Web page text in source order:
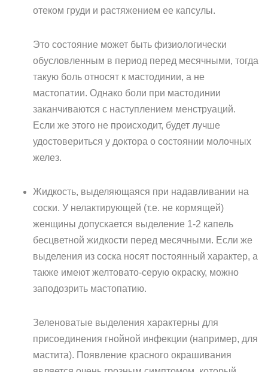
отеком груди и растяжением ее капсулы.
Это состояние может быть физиологически
обусловленным в период перед месячными, тогда
такую боль относят к мастодинии, а не
мастопатии. Однако боли при мастодинии
заканчиваются с наступлением менструаций.
Если же этого не происходит, будет лучше
удостовериться у доктора о состоянии молочных
желез.
Жидкость, выделяющаяся при надавливании на
соски. У нелактирующей (т.е. не кормящей)
женщины допускается выделение 1-2 капель
бесцветной жидкости перед месячными. Если же
выделения из соска носят постоянный характер, а
также имеют желтовато-серую окраску, можно
заподозрить мастопатию.
Зеленоватые выделения характерны для
присоединения гнойной инфекции (например, для
мастита). Появление красного окрашивания